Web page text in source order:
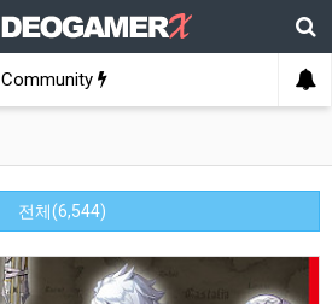
Community
전체(6,544)